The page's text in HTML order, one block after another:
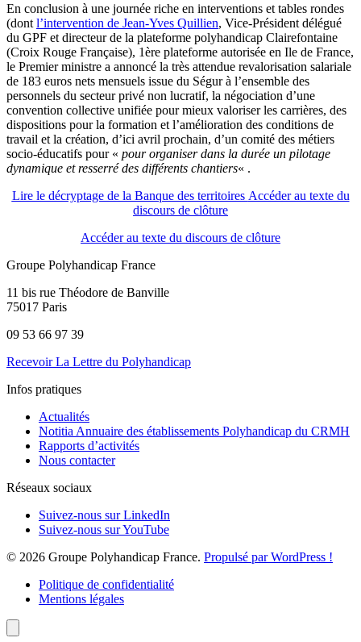
En conclusion à une journée riche en interventions et tables rondes
(dont l’intervention de Jean-Yves Quillien, Vice-Président délégué
du GPF et directeur de la plateforme polyhandicap Clairefontaine
(Croix Rouge Française), 1ère plateforme autorisée en Ile de France,
le Premier ministre a annoncé la très attendue revalorisation salariale
de 183 euros nets mensuels issue du Ségur à l’ensemble des
personnels du secteur privé non lucratif, la négociation d’une
convention collective unifiée pour mieux valoriser les carrières, des
dispositions pour la formation et l’amélioration des conditions de
travail et la création, d’ici avril prochain, d’un comité des métiers
socio-éducatifs pour « pour organiser dans la durée un pilotage
dynamique et resserré des différents chantiers« .
Lire le décryptage de la Banque des territoires Accéder au texte du
discours de clôture
Accéder au texte du discours de clôture
Groupe Polyhandicap France
11 bis rue Théodore de Banville
75017 Paris
09 53 66 97 39
Recevoir La Lettre du Polyhandicap
Infos pratiques
Actualités
Notitia Annuaire des établissements Polyhandicap du CRMH
Rapports d’activités
Nous contacter
Réseaux sociaux
Suivez-nous sur LinkedIn
Suivez-nous sur YouTube
© 2026 Groupe Polyhandicap France. Propulsé par WordPress !
Politique de confidentialité
Mentions légales